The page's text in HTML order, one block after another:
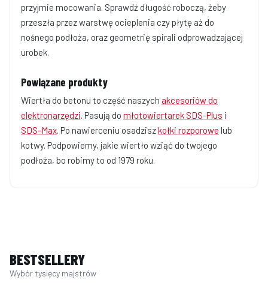
przyjmie mocowania. Sprawdź długość roboczą, żeby
przeszła przez warstwę ocieplenia czy płytę aż do
nośnego podłoża, oraz geometrię spirali odprowadzającej
urobek.
Powiązane produkty
Wiertła do betonu to część naszych akcesoriów do
elektronarzędzi. Pasują do młotowiertarek SDS-Plus i
SDS-Max. Po nawierceniu osadziszkołki rozporowe lub
kotwy. Podpowiemy, jakie wiertło wziąć do twojego
podłoża, bo robimy to od 1979 roku.
BESTSELLERY